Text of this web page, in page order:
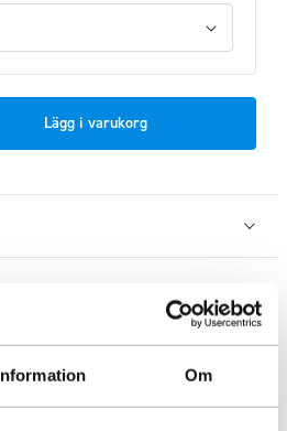
Om
Lägg i varukorg